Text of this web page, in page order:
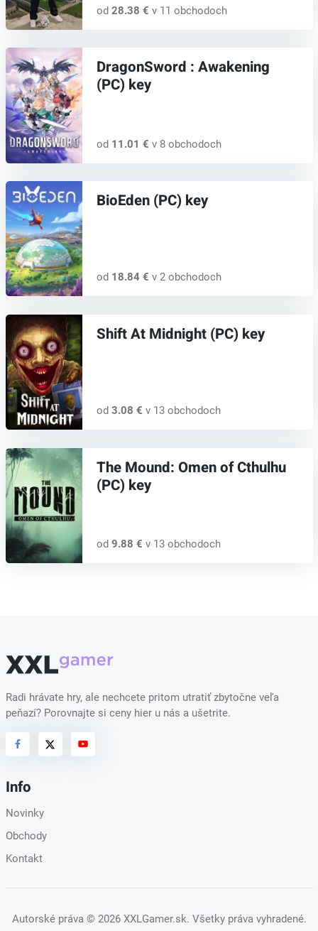
od 28.38 € v 11 obchodoch
DragonSword : Awakening
(PC) key
od 11.01 € v 8 obchodoch
BioEden (PC) key
od 18.84 € v 2 obchodoch
Shift At Midnight (PC) key
od 3.08 € v 13 obchodoch
The Mound: Omen of Cthulhu
(PC) key
od 9.88 € v 13 obchodoch
Radi hrávate hry, ale nechcete pritom utratiť zbytočne veľa
peňazí? Porovnajte si ceny hier u nás a ušetrite.
Info
Novinky
Obchody
Kontakt
Autorské práva © 2026 XXLGamer.sk. Všetky práva vyhradené.